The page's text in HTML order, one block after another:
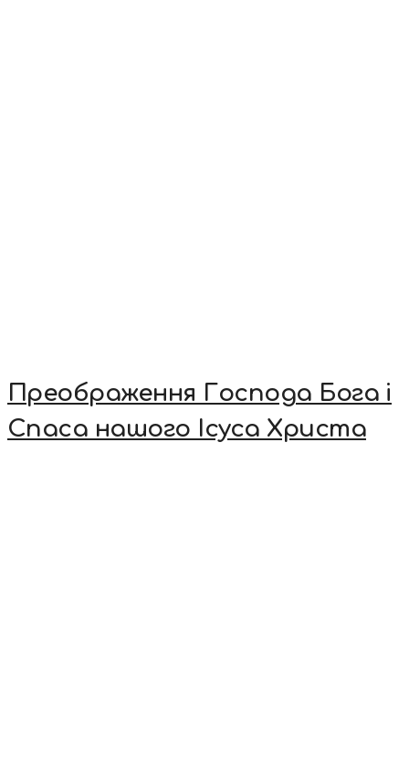
Преображення Господа Бога і
Спаса нашого Ісуса Христа